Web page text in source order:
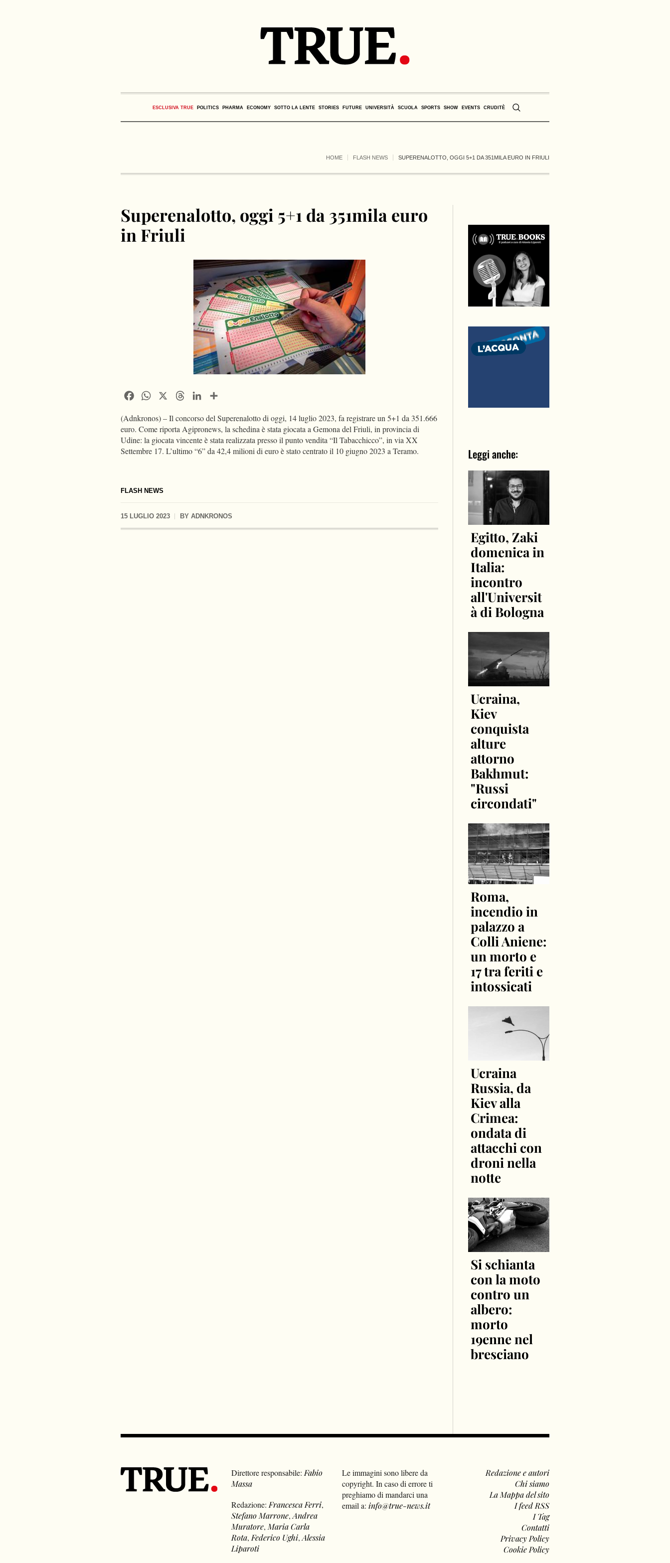
ESCLUSIVA TRUE POLITICS PHARMA ECONOMY SOTTO LA LENTE STORIES FUTURE UNIVERSITÀ SCUOLA SPORTS SHOW EVENTS CRUDITÈ
HOME FLASH NEWS SUPERENALOTTO, OGGI 5+1 DA 351MILA EURO IN FRIULI
FLASH NEWS
Superenalotto, oggi 5+1 da 351mila euro
in Friuli
15 LUGLIO 2023 BY ADNKRONOS
FacebookWhatsApp ThreadsLinkedIn
(Adnkronos) – Il concorso del Superenalotto di oggi, 14 luglio 2023, fa registrare un 5+1 da 351.666
euro. Come riporta Agipronews, la schedina è stata giocata a Gemona del Friuli, in provincia di
Udine: la giocata vincente è stata realizzata presso il punto vendita “Il Tabacchicco”, in via XX
Settembre 17. L’ultimo “6” da 42,4 milioni di euro è stato centrato il 10 giugno 2023 a Teramo.
Leggi anche:
Egitto, Zaki
domenica in
Italia:
incontro
all'Universit
à di Bologna
Ucraina,
Kiev
conquista
alture
attorno
Bakhmut:
"Russi
circondati"
Roma,
incendio in
palazzo a
Colli Aniene:
un morto e
17 tra feriti e
intossicati
Ucraina
Russia, da
Kiev alla
Crimea:
ondata di
attacchi con
droni nella
notte
Si schianta
con la moto
contro un
albero:
morto
19enne nel
bresciano
Direttore responsabile: Fabio
Massa
Redazione: Francesca Ferri,
Stefano Marrone,Andrea
Muratore, Maria Carla
Rota, Federico Ughi,Alessia
Liparoti
Le immagini sono libere da
copyright. In caso di errore ti
preghiamo di mandarci una
email a: info@true-news.it
Redazione e autori
Chi siamo
La Mappa del sito
I feed RSS
I Tag
Contatti
Privacy Policy
Cookie Policy